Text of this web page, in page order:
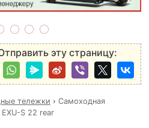
эту страницу:
тележки › Самоходная
S 22 rear